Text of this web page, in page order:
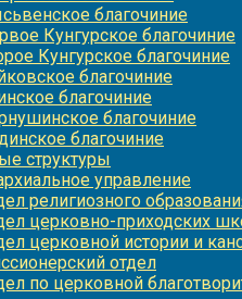
благочиние
Кунгурское благочиние
Кунгурское благочиние
благочиние
благочиние
благочиние
благочиние
структуры
управление
религиозного
церковно-приходских
церковной истории и
отдел
по церковной